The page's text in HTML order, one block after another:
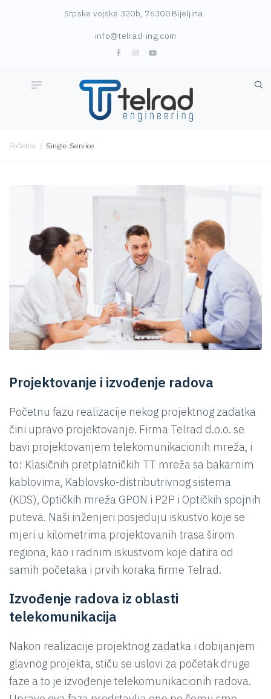
Srpske vojske 320b, 76300 Bijeljina
info@telrad-ing.com
Početna / Single Service
Projektovanje i izvođenje radova
Početnu fazu realizacije nekog projektnog zadatka
čini upravo projektovanje. Firma Telrad d.o.o. se
bavi projektovanjem telekomunikacionih mreža, i
to: Klasičnih pretplatničkih TT mreža sa bakarnim
kablovima, Kablovsko-distributrivnog sistema
(KDS), Optičkih mreža GPON i P2P i Optičkih spojnih
puteva. Naši inženjeri posjeduju iskustvo koje se
mjeri u kilometrima projektovanih trasa širom
regiona, kao i radnim iskustvom koje datira od
samih početaka i prvih koraka firme Telrad.
Izvođenje radova iz oblasti
telekomunikacija
Nakon realizacije projektnog zadatka i dobijanjem
glavnog projekta, stiču se uslovi za početak druge
faze a to je izvođenje telekomunikacionih radova.